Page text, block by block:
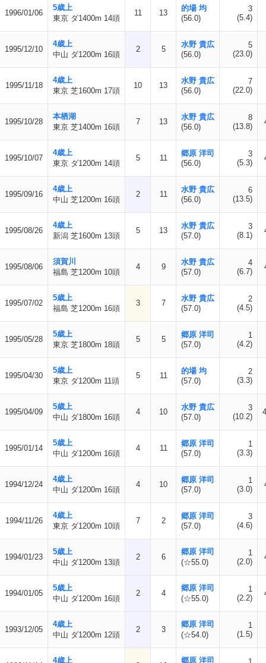
1996/01/06
5歳上
東京 ダ1400m 14頭
11 13
的場 均
(56.0)
3
(5.4)
1995/12/10
4歳上
中山 ダ1200m 16頭
2 5
水野 貴広
(56.0)
5
(23.0)
1995/11/18
4歳上
東京 芝1600m 17頭
10 13
水野 貴広
(56.0)
7
(22.0)
1995/10/28
本栖湖
東京 芝1400m 16頭
7 13
水野 貴広
(56.0)
8
(13.8)
1995/10/07
4歳上
東京 ダ1200m 14頭
5 11
郷原 洋司
(56.0)
3
(5.3)
1995/09/16
4歳上
中山 芝1200m 16頭
2 11
水野 貴広
(56.0)
6
(13.5)
1995/08/26
4歳上
新潟 芝1600m 13頭
5 13
水野 貴広
(57.0)
3
(8.1)
1995/08/06
須賀川
福島 芝1200m 10頭
4 9
水野 貴広
(57.0)
4
(6.7)
1995/07/02
5歳上
福島 芝1200m 16頭
3 7
水野 貴広
(57.0)
2
(4.5)
1995/05/28
5歳上
東京 芝1800m 18頭
5 5
郷原 洋司
(57.0)
1
(4.2)
1995/04/30
5歳上
東京 ダ1200m 11頭
5 11
的場 均
(57.0)
2
(3.3)
1995/04/09
5歳上
中山 ダ1800m 16頭
4 10
水野 貴広
(57.0)
3
(10.2)
1995/01/14
5歳上
中山 ダ1200m 16頭
4 11
郷原 洋司
(57.0)
1
(3.3)
1994/12/24
4歳上
中山 ダ1200m 16頭
4 10
郷原 洋司
(57.0)
1
(3.0)
1994/11/26
4歳上
東京 ダ1200m 10頭
7 2
郷原 洋司
(57.0)
3
(4.6)
1994/01/23
5歳上
中山 ダ1200m 13頭
2 6
郷原 洋司
(☆55.0)
1
(2.0)
1994/01/05
5歳上
中山 ダ1200m 16頭
2 4
郷原 洋司
(☆55.0)
1
(2.2)
1993/12/05
4歳上
中山 ダ1200m 12頭
2 3
郷原 洋司
(☆54.0)
1
(1.5)
4歳上 郷原 洋司